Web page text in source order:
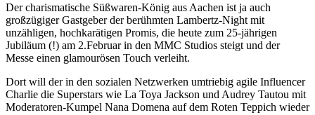
Der charismatische Süßwaren-König aus Aachen ist ja auch
großzügiger Gastgeber der berühmten Lambertz-Night mit
unzähligen, hochkarätigen Promis, die heute zum 25-jährigen
Jubiläum (!) am 2.Februar in den MMC Studios steigt und der
Messe einen glamourösen Touch verleiht.
Dort will der in den sozialen Netzwerken umtriebig agile Influencer
Charlie die Superstars wie La Toya Jackson und Audrey Tautou mit
Moderatoren-Kumpel Nana Domena auf dem Roten Teppich wieder